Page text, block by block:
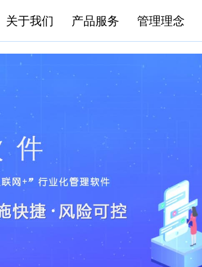
关于我们 产品服务 管理理念